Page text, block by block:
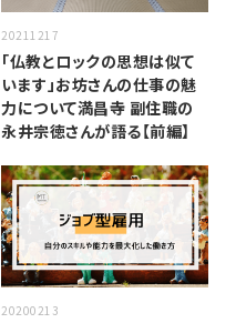
20211217
「仏教とロックの思想は似て
います」お坊さんの仕事の魅
力について満昌寺 副住職の
永井宗徳さんが語る【前編】
20200213